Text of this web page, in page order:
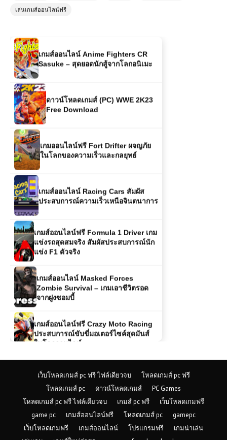
เล่นเกมส์ออนไลน์ฟรี
Ultimate World Tournament – ศิลปะ
เกมส์ออนไลน์ Anime Fighters CR
Sasuke – สุดยอดนักสู้จากโลกอนิเมะ
ดาวน์โหลดเกมส์ (PC) WWE 2K23
Free Download
เกมออนไลน์ฟรี Fort Drifter ผจญภัย
ในโลกของความเร็วและกลยุทธ์
เกมส์ออนไลน์ Racing Cars สัมผัส
ประสบการณ์ความเร็วเหนือจินตนาการ
เกมส์ออนไลน์ฟรี Formula 1 Driver เกม
แข่งรถสุดสมจริง สัมผัสประสบการณ์นัก
แข่ง F1 ตัวจริง
เกมส์ออนไลน์ Masked Forces
Zombie Survival – เกมเอาชีวิตรอด
จากฝูงซอมบี้
เกมส์ออนไลน์ฟรี Crazy Moto Racing
ประสบการณ์ขับขี่มอเตอร์ไซค์สุดมันส์
ในโลกออนไลน์
เกมส์ออนไลน์ฟรี Martial Arts Fighter
Duel – ศึกแห่งนักสู้ที่ไม่อาจละสายตา
เล่นเกมส์ออนไลน์ฟรี Tractor Farming
Simulator รีวิวเกม สายเกษตรขวัญใจ
เว็บโหลดเกมส์ pc ฟรี ไฟล์เดียวจบ
โหลดเกมส์ pc ฟรี
โหลดเกมส์ pc
ดาวน์โหลดเกมส์
PC Games
โหลดเกมส์ pc ฟรี ไฟล์เดียวจบ
เกมส์ pc ฟรี
เว็บโหลดเกมฟรี
game pc
เกมส์ออนไลน์ฟรี โหลดเกมส์ pc
gamepc
เว็บโหลดเกมฟรี
เกมส์ออนไลน์ โปรแกรมฟรี
เกมน่าเล่น